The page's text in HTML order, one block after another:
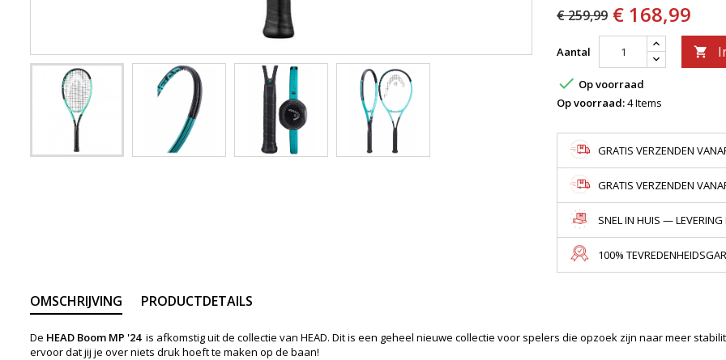
€ 259,99 € 168,99
Aantal 
 Op voorraad
Op voorraad:4 Items
GRATIS VERZENDEN
GRATIS VERZENDEN
SNEL IN HUIS —
100%
OMSCHRIJVING PRODUCTDETAILS
De HEAD Boom MP '24 is afkomstig uit de collectie van HEAD. Dit is een geheel nieuwe collectie voor spelers die opzoek zijn naar meer
ervoor dat jij je over niets druk hoeft te maken op de baan!